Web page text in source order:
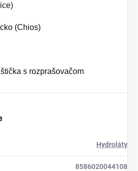
(Chios)
s rozprašovačom
Hydroláty
8586020044108